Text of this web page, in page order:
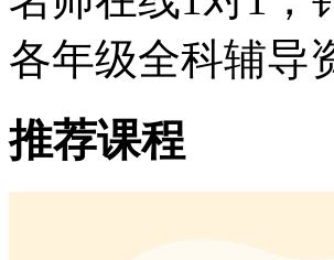
各年级全科辅导
推荐课程